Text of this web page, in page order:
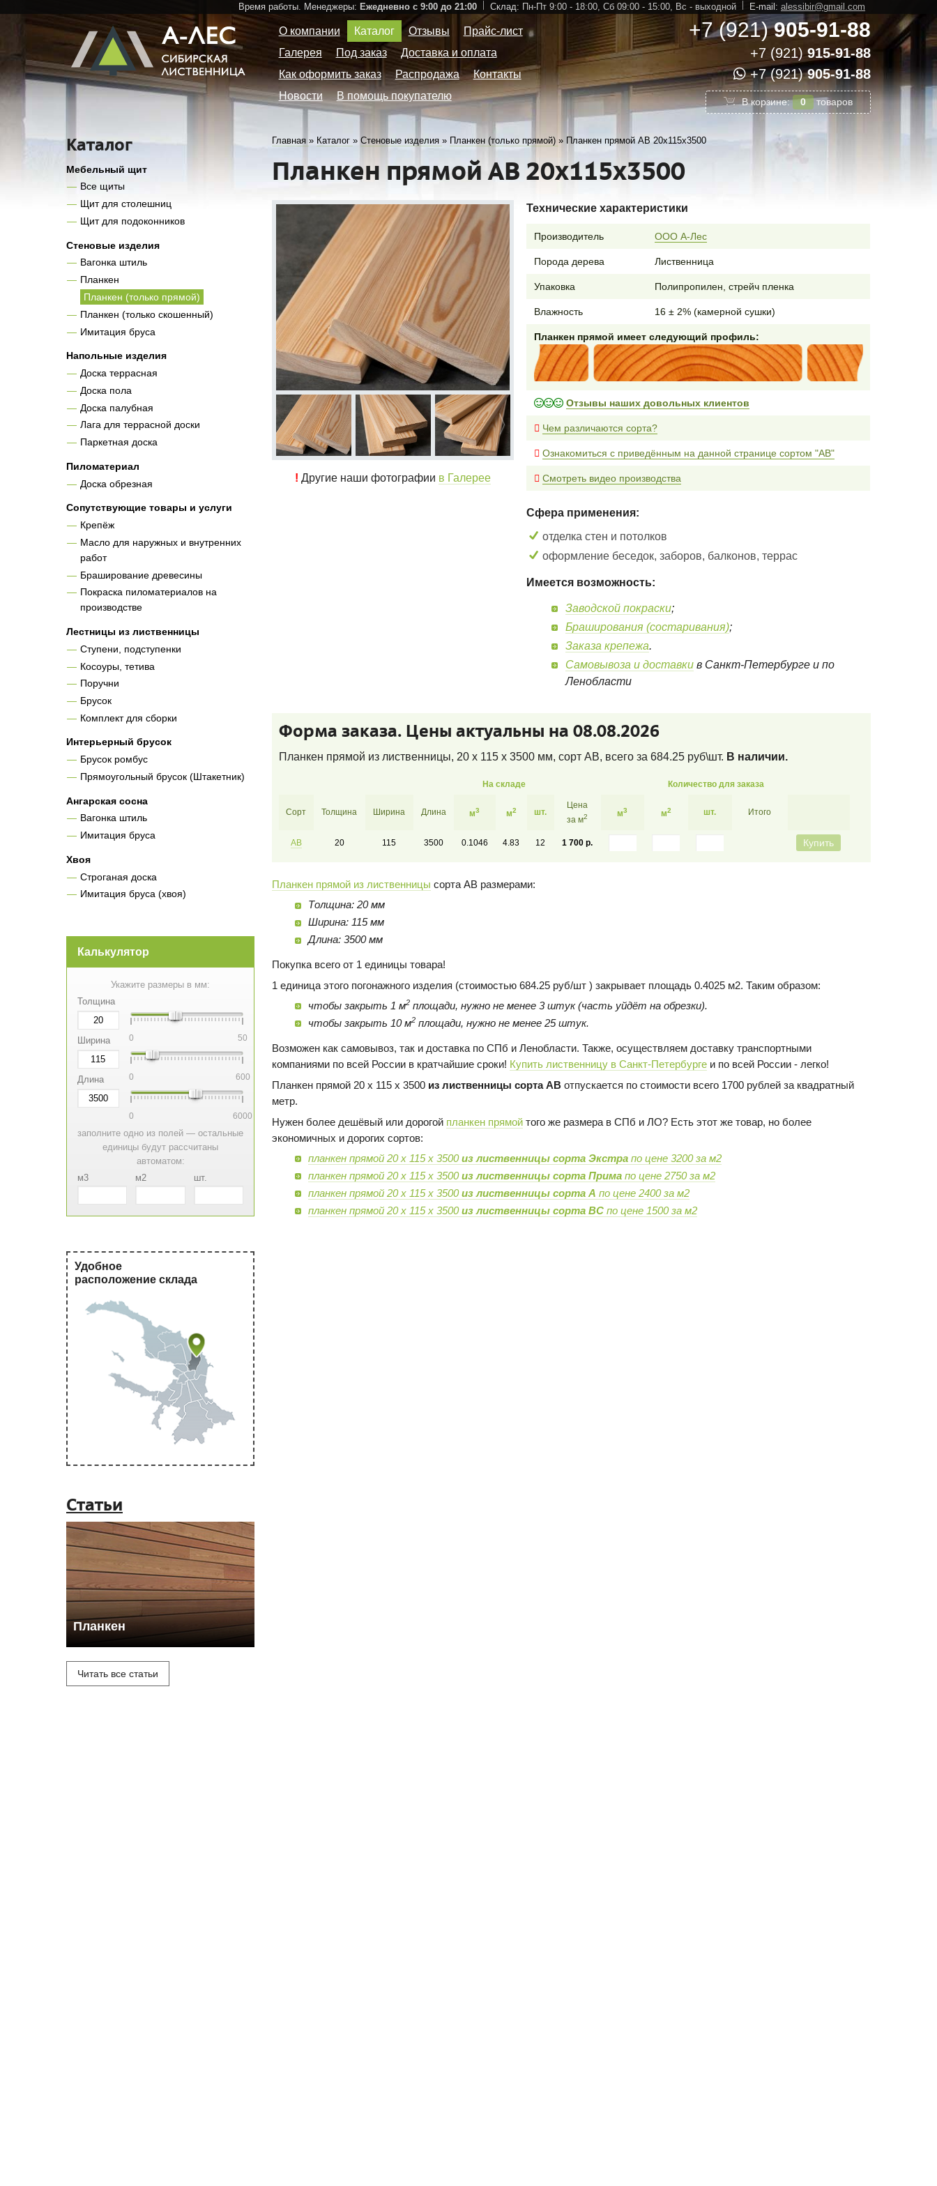
Время работы. Менеджеры: Ежедневно с 9:00 до 21:00 Склад: Пн-Пт 9:00 - 18:00, Сб 09:00 - 15:00, Вс - выходной E-mail: alessibir@gmail.com
О компании Каталог Отзывы
Прайс-лист
Галерея
Под заказ
Доставка и оплата
Как оформить заказ
Распродажа
Контакты
Новости
В помощь покупателю
+7 (921)905-91-88
+7 (921)915-91-88
+7 (921)905-91-88
В корзине: 0 товаров
Каталог
Мебельный щит
Все щиты
Щит для столешниц
Щит для подоконников
Стеновые изделия
Вагонка штиль
Планкен
Планкен (только прямой)
Планкен (только скошенный)
Имитация бруса
Напольные изделия
Доска террасная
Доска пола
Доска палубная
Лага для террасной доски
Паркетная доска
Пиломатериал
Доска обрезная
Сопутствующие товары и услуги
Крепёж
Масло для наружных и внутренних
работ
Браширование древесины
Покраска пиломатериалов на
производстве
Лестницы из лиственницы
Ступени, подступенки
Косоуры, тетива
Поручни
Брусок
Комплект для сборки
Интерьерный брусок
Брусок ромбус
Прямоугольный брусок (Штакетник)
Ангарская сосна
Вагонка штиль
Имитация бруса
Хвоя
Строганая доска
Имитация бруса (хвоя)
Калькулятор
Укажите размеры в мм:
Толщина
0 50
Ширина
0 600
Длина
0 6000
заполните одно из полей — остальные
единицы будут рассчитаны
автоматом:
м3
м2 шт.
Удобное
расположение склада
Статьи
Планкен
Читать все статьи
Главная » Каталог » Стеновые изделия » Планкен (только прямой) » Планкен прямой АВ 20х115х3500
Планкен прямой АВ 20х115х3500
! Другие наши фотографии в Галерее
Технические характеристики
Производитель ООО А-Лес
Порода дерева Лиственница
Упаковка Полипропилен, стрейч пленка
Влажность 16 ± 2% (камерной сушки)
Планкен прямой имеет следующий профиль:
Отзывы наших довольных клиентов
Чем различаются сорта?
Ознакомиться с приведённым на данной странице сортом "AB"
Смотреть видео производства
Сфера применения:
отделка стен и потолков
оформление беседок, заборов, балконов, террас
Имеется возможность:
Заводской покраски;
Браширования (состаривания);
Заказа крепежа.
Самовывоза и доставки в Санкт-Петербурге и по
Ленобласти
Форма заказа. Цены актуальны на 08.08.2026
Планкен прямой из лиственницы, 20 x 115 x 3500 мм, сорт AB, всего за 684.25руб\шт. В наличии.
На складе Количество для заказа
Сорт Толщина Ширина Длина м3 м2 шт.
Цена
за м2 м3 м2 шт. Итого
AB 20 115 3500 0.1046 4.83 12 1 700 р. Купить
Планкен прямой из лиственницы сорта AB размерами:
Толщина: 20 мм
Ширина: 115 мм
Длина: 3500 мм
Покупка всего от 1 единицы товара!
1 единица этого погонажного изделия (стоимостью 684.25 руб/шт ) закрывает площадь 0.4025 м2. Таким образом:
чтобы закрыть 1 м2 площади, нужно не менее 3 штук (часть уйдёт на обрезки).
чтобы закрыть 10 м2 площади, нужно не менее 25 штук.
Возможен как самовывоз, так и доставка по СПб и Ленобласти. Также, осуществляем доставку транспортными
компаниями по всей России в кратчайшие сроки! Купить лиственницу в Санкт-Петербургеи по всей России - легко!
Планкен прямой 20 х 115 х 3500 из лиственницы сорта ABотпускается по стоимости всего 1700 рублей за квадратный
метр.
Нужен более дешёвый или дорогой планкен прямойтого же размера в СПб и ЛО? Есть этот же товар, но более
экономичных и дорогих сортов:
планкен прямой 20 х 115 х 3500из лиственницы сорта Экстра по цене 3200 за м2
планкен прямой 20 х 115 х 3500из лиственницы сорта Прима по цене 2750 за м2
планкен прямой 20 х 115 х 3500из лиственницы сорта Апо цене 2400 за м2
планкен прямой 20 х 115 х 3500из лиственницы сорта BC по цене 1500 за м2